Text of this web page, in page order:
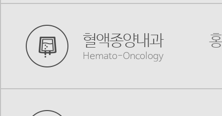
혈액종양내과
Hemato-Oncology